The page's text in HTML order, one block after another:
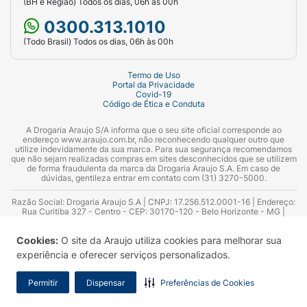
Cookies: O site da Araujo utiliza cookies para melhorar sua
experiência e oferecer serviços personalizados.
Permitir Dispensar Preferências de Cookies
Porção:
A quantidade recomendada pode variar
Filhotes de 2 a 4 meses (peso médio 1 a 2
kg): cerca de 1 a 2 sachês por dia, divididos
em duas ou mais refeições.
Filhotes de 4 a 12 meses (peso médio 2 a 4
kg): cerca de 2 a 3 sachês por dia, divididos
em duas ou mais refeições.
Para uma alimentação equilibrada, você
boa qualidade.
0300.313.1010
(Todo Brasil) Todos os dias, 06h às 00h
Termo de Uso
Portal da Privacidade
Covid-19
Código de Ética e Conduta
A Drogaria Araujo S/A informa que o seu site oficial corresponde ao
endereço www.araujo.com.br, não reconhecendo qualquer outro que
utilize indevidamente da sua marca. Para sua segurança recomendamos
que não sejam realizadas compras em sites desconhecidos que se utilizem
de forma fraudulenta da marca da Drogaria Araujo S.A. Em caso de
dúvidas, gentileza entrar em contato com (31) 3270-5000.
Razão Social: Drogaria Araujo S.A | CNPJ: 17.256.512.0001-16 | Endereço:
Rua Curitiba 327 - Centro - CEP: 30170-120 - Belo Horizonte - MG |
Azevedo Guimarães – CRF 10.965 | Yasmin Silva Alvarenga – CRF 52.584 -
Consultor substituto: Thiago Aguiar Pinheiro - CRF Nº 13.748. Alvará
Sanitário: 2025020713 | Autorização de Funcionamento da Empresa (AFE):